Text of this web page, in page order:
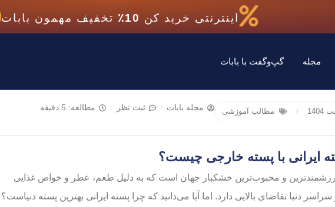
اینترنتی خرید کن 10٪ تخفیف مهمون بابات
مجله گپ‌وگفت با بابات
مطالب آموزشی مجله بابات ثبت نظر مطالعه: 5 دقیقه
ایرانی با پسته خارجی چیست؟
و محبوب‌ترین خشکبار جهان است که به دلیل طعم، عطر و خواص غذایی
سراسر دنیا تقاضای بالایی دارد. اما آیا می‌دانید که چرا پسته ایرانی بهترین پسته دنیاست؟